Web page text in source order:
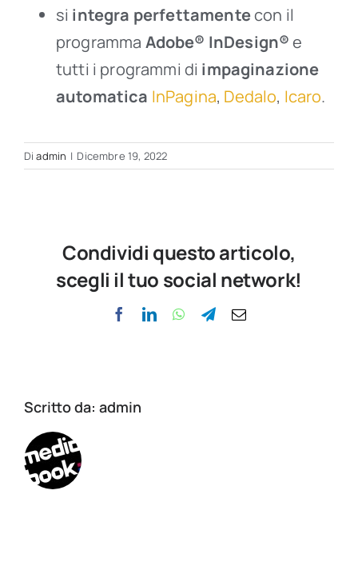
si integra perfettamentecon il
programma Adobe® InDesign®e
tutti i programmi di impaginazione
automatica InPagina, Dedalo, Icaro.
Diadmin | Dicembre 19, 2022
Condividi questo articolo,
scegli il tuo social network!
FacebookLinkedInWhatsApp
Telegram
Email
Scritto da: admin